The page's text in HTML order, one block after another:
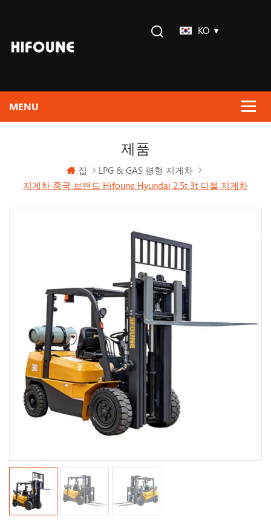
KO
제품
집
LPG & GAS 평형 지게차
지게차 중국 브랜드 Hifoune Hyundai 2.5t 3t 디젤 지게차